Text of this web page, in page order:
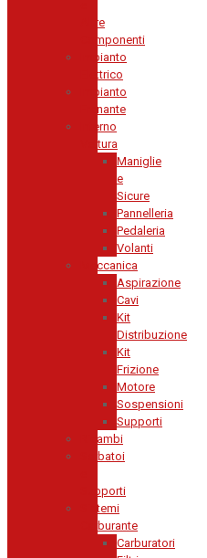
Altre
Componenti
Impianto
Elettrico
Impianto
Frenante
Interno
Vettura
Maniglie
e
Sicure
Pannelleria
Pedaleria
Volanti
Meccanica
Aspirazione
Cavi
Kit
Distribuzione
Kit
Frizione
Motore
Sospensioni
Supporti
Ricambi
Serbatoi
Supporti
Sistemi
Carburante
Carburatori